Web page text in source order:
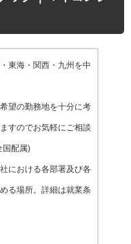
東海・関⻄・九州を中
望の勤務地を十分に考
すのでお気軽にご相談
国配属)
における各部署及び各
る場所。詳細は就業条